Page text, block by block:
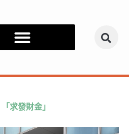
「求發財金」